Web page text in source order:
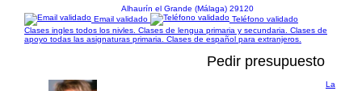
Alhaurín el Grande (Málaga) 29120
Email validado
Teléfono validado
Clases ingles todos los nivles. Clases de lengua primaria y secundaria. Clases de
apoyo todas las asignaturas primaria. Clases de español para extranjeros.
Pedir presupuesto
La